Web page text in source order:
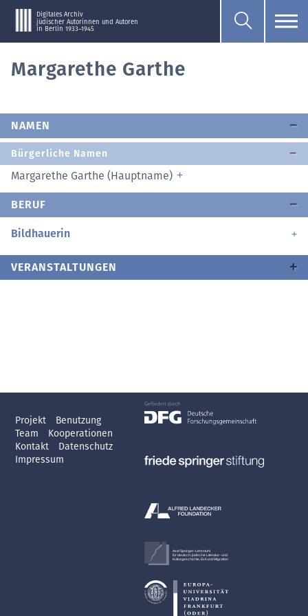
Digitales Archiv
jüdischer Autorinnen und Autoren
in Berlin 1933–1945
Margarethe Garthe
NAMEN
Bürgerliche Namen
Margarethe Garthe (Hauptname)
BERUF
Bildhauerin
VERANSTALTUNGEN
Projekt
Benutzung
Team
Kooperationen
Kontakt
Datenschutz
Impressum
Axel Springer-Lehrstuhl
für deutsch-jüdische Literatur- und
Kulturgeschichte, Exil und Migration